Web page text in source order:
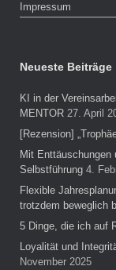
Impressum
Neueste Beiträge
KI in der
MENTOR 27. April
[Rezension]
Mit Enttäuschungen
Selbstführung 4.
Flexible
trotzdem beweglich
5 Dinge, die ich auf
Loyalität und
November 2025